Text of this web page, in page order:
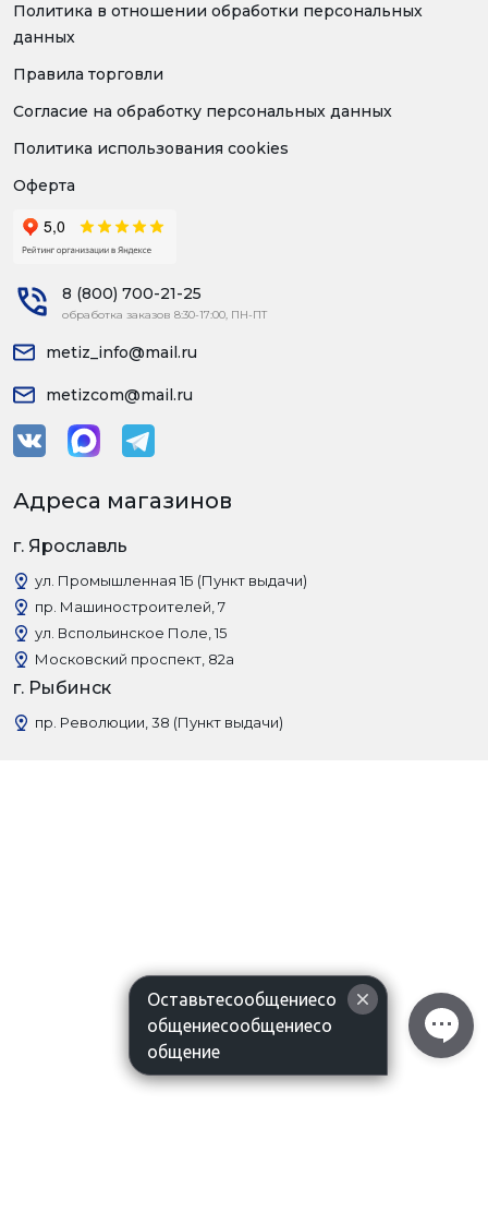
Политика в отношении обработки персональных
данных
Правила торговли
Согласие на обработку персональных данных
Политика использования cookies
Оферта
8 (800) 700-21-25
обработка заказов 8:30-17:00, ПН-ПТ
metiz_info@mail.ru
metizcom@mail.ru
Адреса магазинов
г. Ярославль
ул. Промышленная 1Б (Пункт выдачи)
пр. Машиностроителей, 7
ул. Вспольинское Поле, 15
Московский проспект, 82а
г. Рыбинск
пр. Революции, 38 (Пункт выдачи)
Оставьтесообщениесо
общениесообщениесо
общение